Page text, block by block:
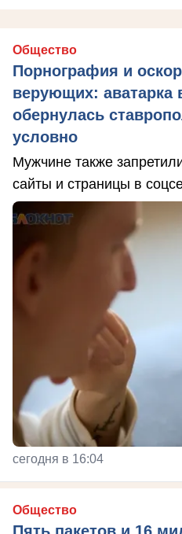
Общество
Порнография и
верующих: аватарка
обернулась
условно
Мужчине также
сайты и страницы в
сегодня в 16:04
Общество